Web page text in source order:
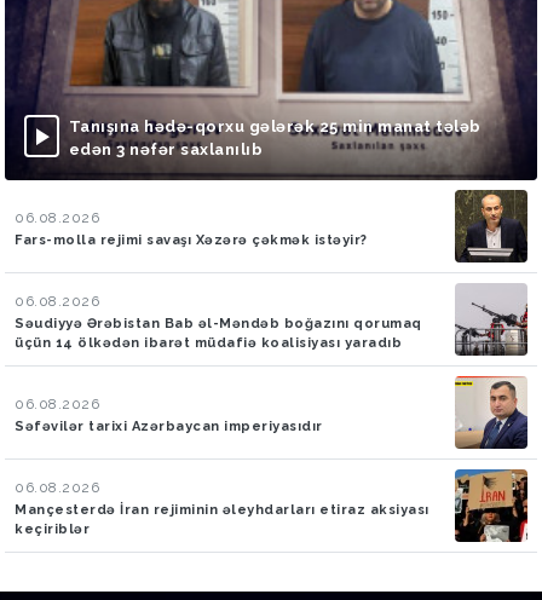
Tanışına hədə-qorxu gələrək 25 min manat tələb
edən 3 nəfər saxlanılıb
06.08.2026
Fars-molla rejimi savaşı Xəzərə çəkmək istəyir?
06.08.2026
Səudiyyə Ərəbistan Bab əl-Məndəb boğazını qorumaq
üçün 14 ölkədən ibarət müdafiə koalisiyası yaradıb
06.08.2026
Səfəvilər tarixi Azərbaycan imperiyasıdır
06.08.2026
Mançesterdə İran rejiminin əleyhdarları etiraz aksiyası
keçiriblər